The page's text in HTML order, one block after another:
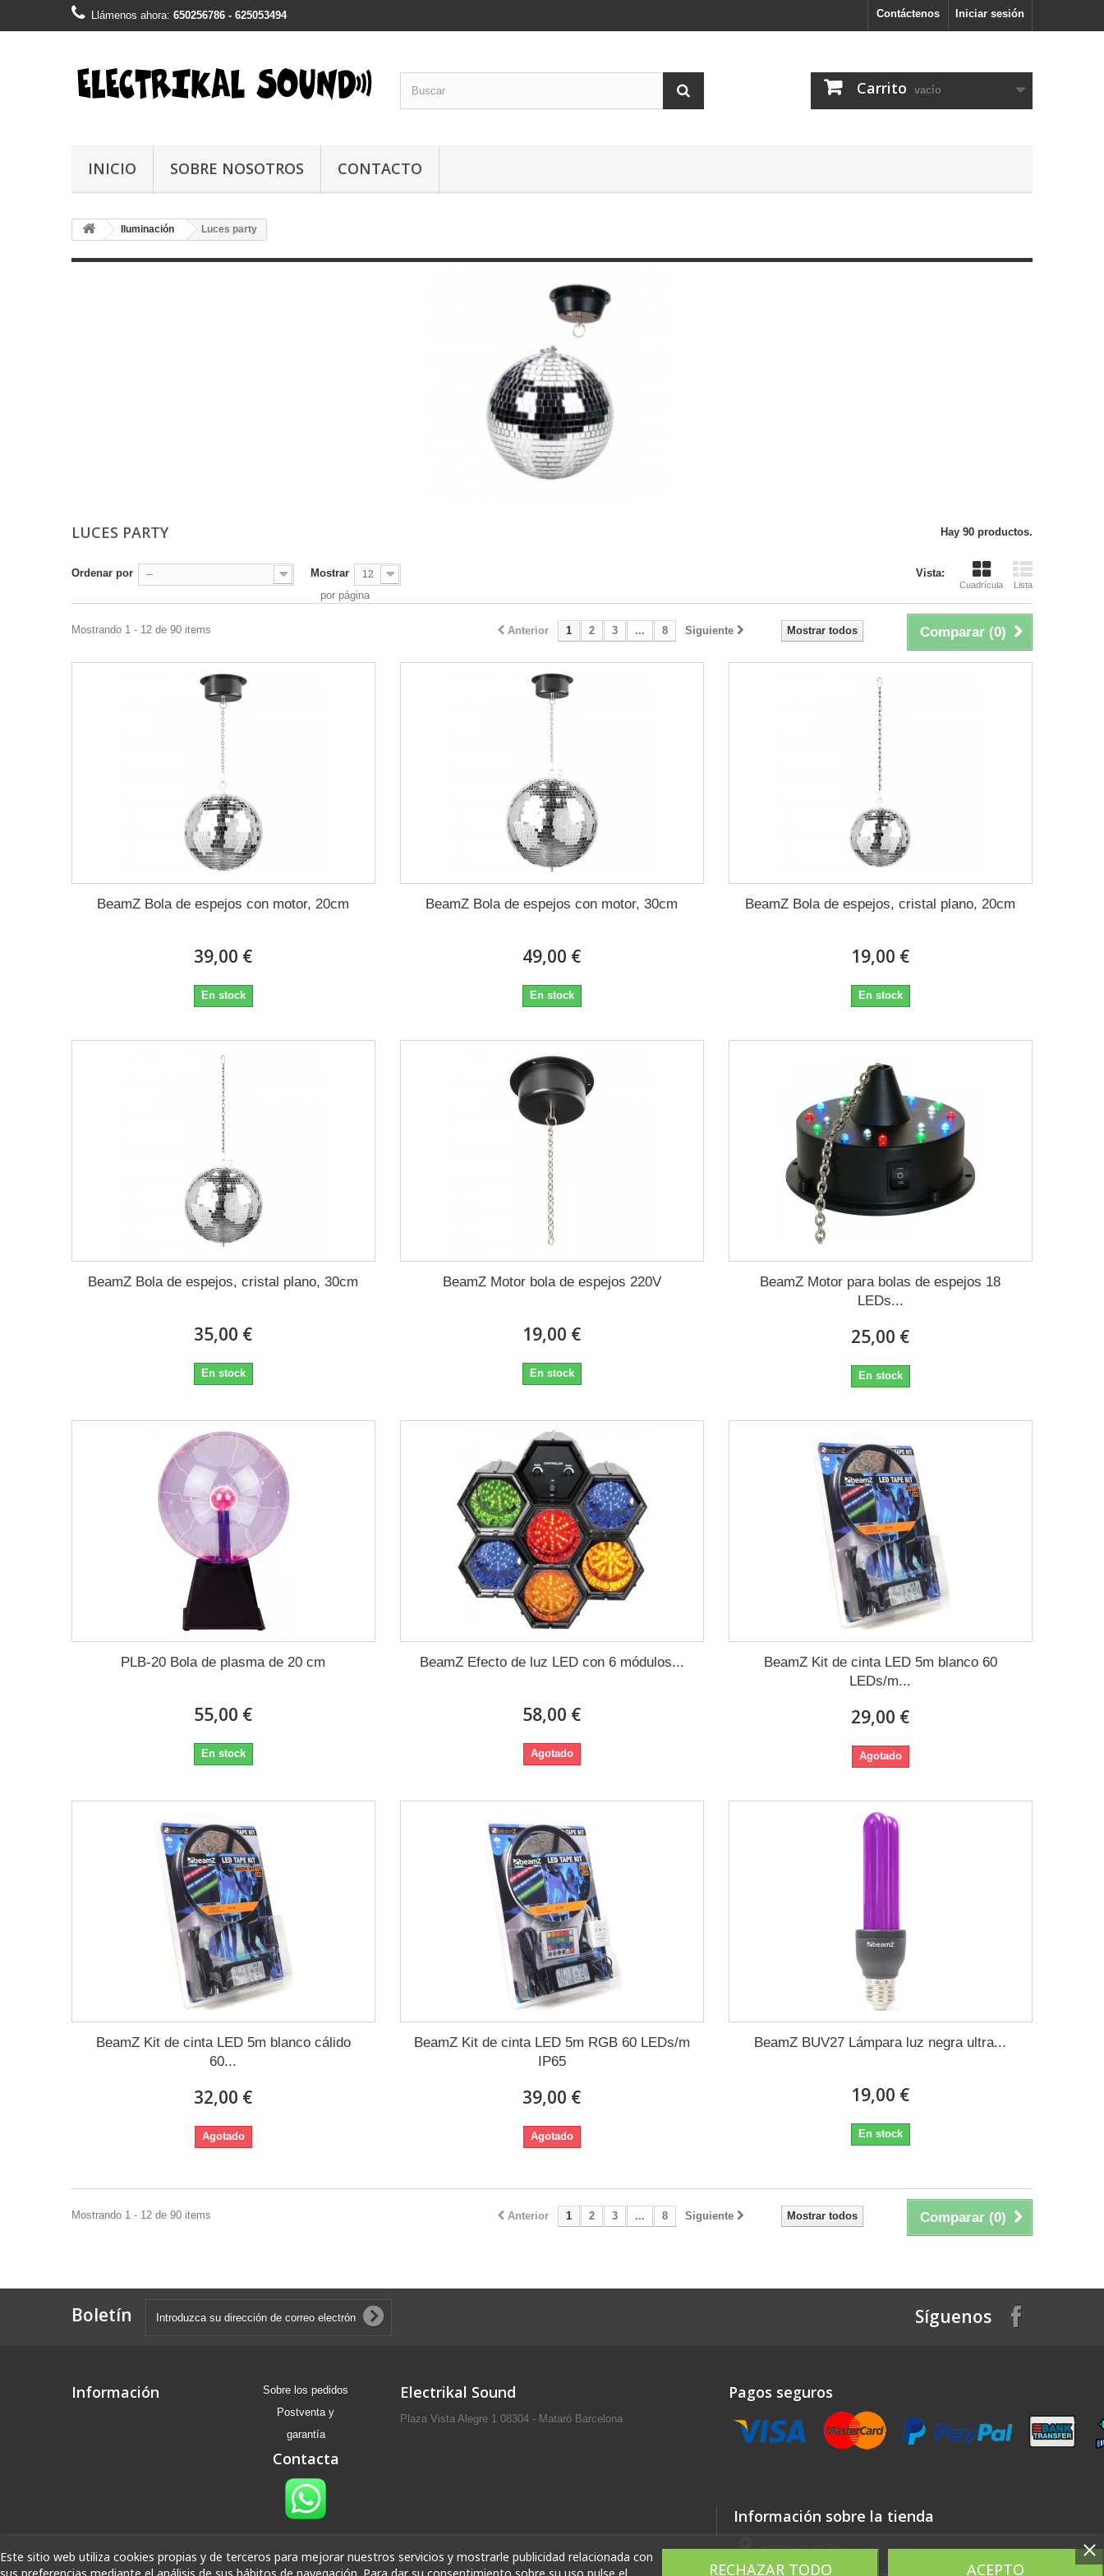
Iniciar sesión
Contáctenos
Llámenos ahora: 650256786 - 625053494
Carrito vacío
INICIO SOBRE NOSOTROS CONTACTO
Iluminación Luces party
LUCES PARTY Hay 90 productos.
Vista:
Cuadrícula Lista
Ordenar por -- Mostrar 12
por página
Comparar (0)
Mostrar todos
Anterior 1 2 3 ... 8 Siguiente
Mostrando 1 - 12 de 90 items
BeamZ Bola de espejos con motor, 20cm
39,00 €
En stock
BeamZ Bola de espejos con motor, 30cm
49,00 €
En stock
BeamZ Bola de espejos, cristal plano, 20cm
19,00 €
En stock
BeamZ Bola de espejos, cristal plano, 30cm
35,00 €
En stock
BeamZ Motor bola de espejos 220V
19,00 €
En stock
BeamZ Motor para bolas de espejos 18
LEDs...
25,00 €
En stock
PLB-20 Bola de plasma de 20 cm
55,00 €
En stock
BeamZ Efecto de luz LED con 6 módulos...
58,00 €
Agotado
BeamZ Kit de cinta LED 5m blanco 60
LEDs/m...
29,00 €
Agotado
BeamZ Kit de cinta LED 5m blanco cálido
60...
32,00 €
Agotado
BeamZ Kit de cinta LED 5m RGB 60 LEDs/m
IP65
39,00 €
Agotado
BeamZ BUV27 Lámpara luz negra ultra...
19,00 €
En stock
Comparar (0)
Mostrar todos
Anterior 1 2 3 ... 8 Siguiente
Mostrando 1 - 12 de 90 items
Boletín Síguenos
Información
Sobre los pedidos
Postventa y
garantía
Contacta
Electrikal Sound
Plaza Vista Alegre 1 08304 - Mataró Barcelona
Pagos seguros
Información sobre la tienda
Electrikal Sound
Este sitio web utiliza cookies propias y de terceros para mejorar nuestros servicios y mostrarle publicidad relacionada con
RECHAZAR TODO ACEPTO